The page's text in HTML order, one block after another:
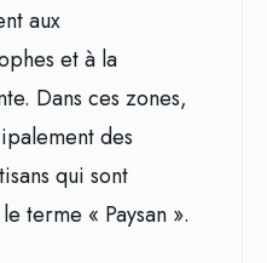
aux
et à la
Dans ces zones,
des
qui sont
terme « Paysan ».